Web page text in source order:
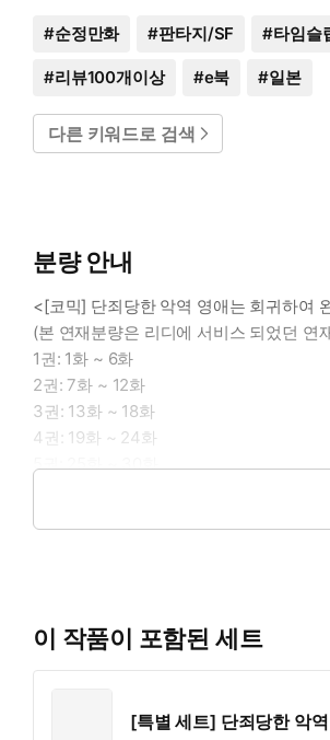
#순정만화 #판타지/SF #타임슬
#리뷰100개이상 #e북 #일본
다른 키워드로 검색
분량 안내
<[코믹] 단죄당한 악역 영애는 회귀하여
(본 연재분량은 리디에 서비스 되었던 연
1권: 1화 ~ 6화
2권: 7화 ~ 12화
3권: 13화 ~ 18화
4권: 19화 ~ 24화
5권: 25화 ~ 30화
이 작품이 포함된 세트
[특별 세트] 단죄당한 악